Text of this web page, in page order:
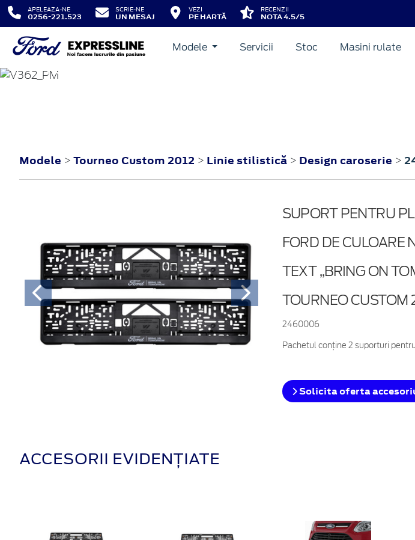
APELEAZA-NE
0256-221.523
SCRIE-NE
UN MESAJ
VEZI
PE HARTĂ
RECENZII
NOTA 4.5/5
Modele Servicii Stoc Masini rulate
TOURNEO CUSTOM
Modele > Tourneo Custom 2012 > Linie stilistică > Design caroserie >
SUPORT PENTRU
FORD DE CULOARE
TEXT „BRING ON
TOURNEO CUSTOM
2460006
Pachetul conține 2 suporturi
Solicita oferta
ACCESORII EVIDENȚIATE